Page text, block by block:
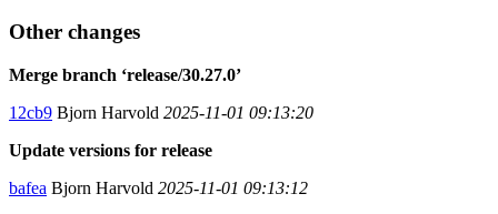
Other changes
Merge branch ‘release/30.27.0’
12cb9 Bjorn Harvold 2025-11-01 09:13:20
Update versions for release
bafea Bjorn Harvold 2025-11-01 09:13:12